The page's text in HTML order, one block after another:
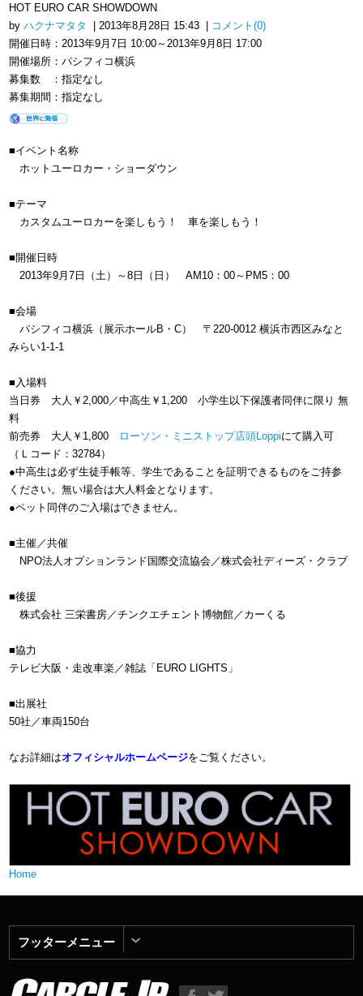
HOT EURO CAR SHOWDOWN
byハクナマタタ | 2013年8月28日 15:43 |
コメント(0)
開催日時：2013年9月7日 10:00～2013年9月8日 17:00
開催場所：パシフィコ横浜
募集数 ：指定なし
募集期間：指定なし
■イベント名称
ホットユーロカー・ショーダウン
■テーマ
カスタムユーロカーを楽しもう！ 車を楽しもう！
■開催日時
2013年9月7日（土）～8日（日）
AM10：00～PM5：00
■会場
パシフィコ横浜（展示ホールB・C）
〒220-0012 横浜市西区みなと
みらい1-1-1
■入場料
当日券 大人￥2,000／中高生￥1,200 小学生以下保護者同伴に限り 無
料
前売券 大人￥1,800
ローソン・ミニストップ店頭Loppiにて購入可
（Ｌコード：32784）
●中高生は必ず生徒手帳等、学生であることを証明できるものをご持参
ください。無い場合は大人料金となります。
●ペット同伴のご入場はできません。
■主催／共催
NPO法人オプションランド国際交流協会／株式会社ディーズ・クラブ
■後援
株式会社 三栄書房／チンクエチェント博物館／カーくる
■協力
テレビ大阪・走改車楽／雑誌「EURO LIGHTS」
■出展社
50社／車両150台
なお詳細はオフィシャルホームページをご覧ください。
Home
フッターメニュー